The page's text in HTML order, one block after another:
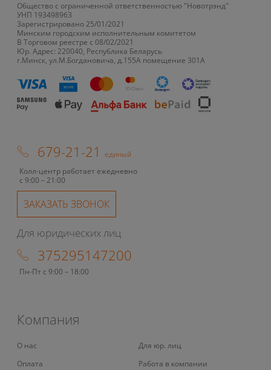
Общество с ограниченной ответственностью "Новотрэнд"
УНП 193498963
Зарегистрировано 25/01/2021
Минским городским исполнительным комитетом
В Торговом реестре с 08/02/2021
Юр. Адрес: 220040, Республика Беларусь
г.Минск, ул.М.Богдановича, д.155А помещение 301А
679-21-21
единый
Колл-центр работает ежедневно
с 9:00 – 21:00
ЗАКАЗАТЬ ЗВОНОК
Для юридических лиц
375295147200
Пн-Пт с 9:00 – 18:00
Компания
О нас
Оплата
Для юр. лиц
Работа в компании